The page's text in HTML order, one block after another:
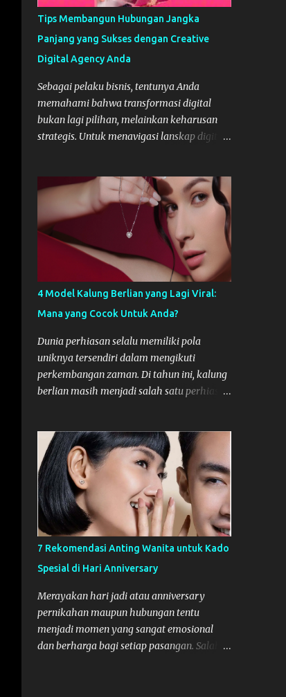
Tips Membangun Hubungan Jangka
Panjang yang Sukses dengan Creative
Digital Agency Anda
Sebagai pelaku bisnis, tentunya Anda
memahami bahwa transformasi digital
bukan lagi pilihan, melainkan keharusan
strategis. Untuk menavigasi lanskap digital
kemitraan ini hanya bersifat transaksional
berakhir setelah satu proyek selesai.
Padahal, kunci sukses digital berkelanjutan
adalah membangun hubungan jangka
panjang, layaknya membangun tim internal
yang solid. Hubungan yang stabil dan
strategis dengan agency dapat mengurangi
biaya onboarding, memastikan konsistensi
brand, dan mengakselerasi ekspansi bisnis
Anda. Berikut adalah tips strategis untuk
membangun kemitraan yang sukses dan
bertahan lama. Mengapa Stabilitas
Kemitraan Digital Sangat Penting?
inkonsistensi. Setiap agency baru
memerlukan waktu untuk memahami DNA
merek Anda, budaya perusahaan, dan
tantangan pasar yang spesifik. Kemitraan
jangka panjang memastikan bahwa agensi
te...
4 Model Kalung Berlian yang Lagi Viral:
Mana yang Cocok Untuk Anda?
Dunia perhiasan selalu memiliki pola
uniknya tersendiri dalam mengikuti
perkembangan zaman. Di tahun ini, kalung
berlian masih menjadi salah satu perhiasan
dengan nuansa formal yang kaku, trend
model kalung yang lagi viral belakangan ini
justru bisa bersifat lebih dinamis. Bagi Anda
yang sedang mencari atau menambah
koleksi necklace diamond, artikel ini akan
memberikan beberapa rekomendasi
modelnya yang lagi viral. Yuk, langsung
kita simak bersama-sama pembahasannya,
di bawah ini! Model Kalung Berlian Terbaru
yang Lagi Viral Dan berikut setidaknya ada
4 model necklace diamond yang
belakangan ini viral, yang wajib Anda lirik.
The Floating Diamond Model floating
7 Rekomendasi Anting Wanita untuk Kado
Spesial di Hari Anniversary
Merayakan hari jadi atau anniversary
pernikahan maupun hubungan tentu
menjadi momen yang sangat emosional
dan berharga bagi setiap pasangan. Salah